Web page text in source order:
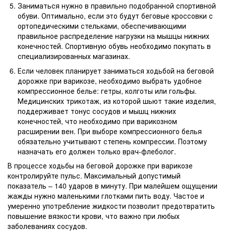
Заниматься нужно в правильно подобранной спортивной
обуви. Оптимально, если это будут беговые кроссовки с
ортопедическими стельками, обеспечивающими
правильное распределение нагрузки на мышцы нижних
конечностей. Спортивную обувь необходимо покупать в
специализированных магазинах.
Если человек планирует заниматься ходьбой на беговой
дорожке при варикозе, необходимо выбрать удобное
компрессионное белье: гетры, колготы или гольфы.
Медицинских трикотаж, из которой шьют такие изделия,
поддерживает тонус сосудов и мышц нижних
конечностей, что необходимо при варикозном
расширении вен. При выборе компрессионного белья
обязательно учитывают степень компрессии. Поэтому
назначать его должен только врач-флеболог.
В процессе ходьбы на беговой дорожке при варикозе
контролируйте пульс. Максимальный допустимый
показатель – 140 ударов в минуту. При малейшем ощущении
жажды нужно маленькими глотками пить воду. Частое и
умеренно употребление жидкости позволит предотвратить
повышение вязкости крови, что важно при любых
заболеваниях сосудов.